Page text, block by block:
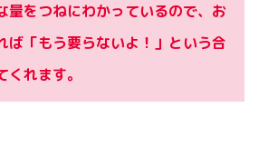
量をつねにわかっているので、お
ば「もう要らないよ！」という合
れます。